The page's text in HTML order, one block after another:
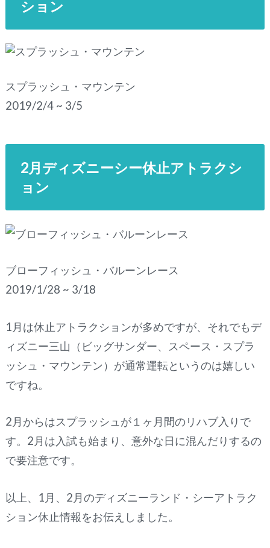
ション
スプラッシュ・マウンテン
2019/2/4 ~ 3/5
2月ディズニーシー休止アトラクシ
ョン
ブローフィッシュ・バルーンレース
2019/1/28 ~ 3/18
1月は休止アトラクションが多めですが、それでもデ
ィズニー三山（ビッグサンダー、スペース・スプラ
ッシュ・マウンテン）が通常運転というのは嬉しい
ですね。
2月からはスプラッシュが１ヶ月間のリハブ入りで
す。2月は入試も始まり、意外な日に混んだりするの
で要注意です。
以上、1月、2月のディズニーランド・シーアトラク
ション休止情報をお伝えしました。